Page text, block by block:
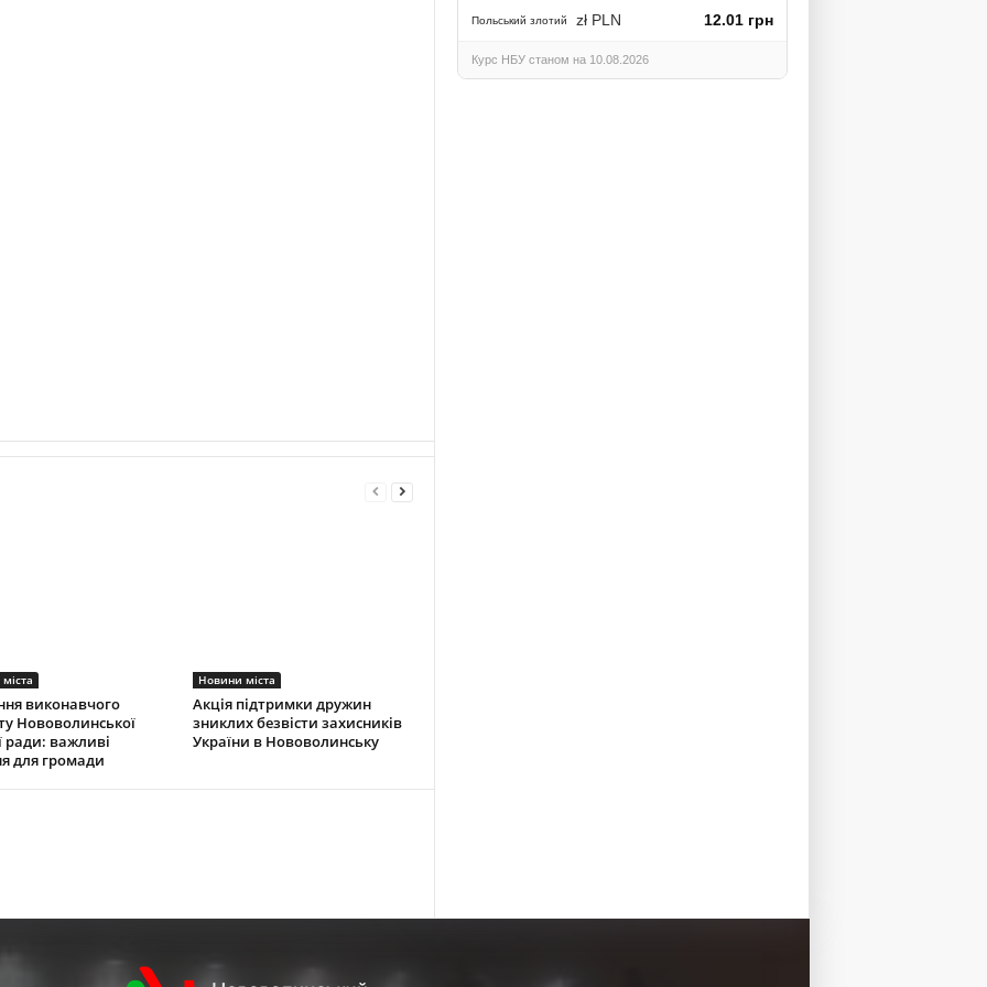
виконавчого
Нововолинської
ради: важливі
для громади
Новини міста
Акція підтримки дружин
зниклих безвісти захисників
України в Нововолинську
Польський злотий zł PLN 12.01 грн
Курс НБУ станом на 10.08.2026